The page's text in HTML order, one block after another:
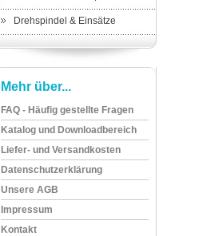
Drehspindel & Einsätze
Mehr über...
FAQ - Häufig gestellte Fragen
Katalog und Downloadbereich
Liefer- und Versandkosten
Datenschutzerklärung
Unsere AGB
Impressum
Kontakt